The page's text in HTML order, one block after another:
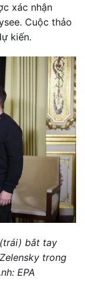
xác nhận
Cuộc thảo
kiến.
bắt tay
trong
EPA